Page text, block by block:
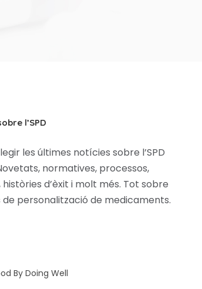
l’SPD
les últimes notícies sobre l’SPD
normatives, processos,
d’èxit i molt més. Tot sobre
de personalització de medicaments.
By Doing Well